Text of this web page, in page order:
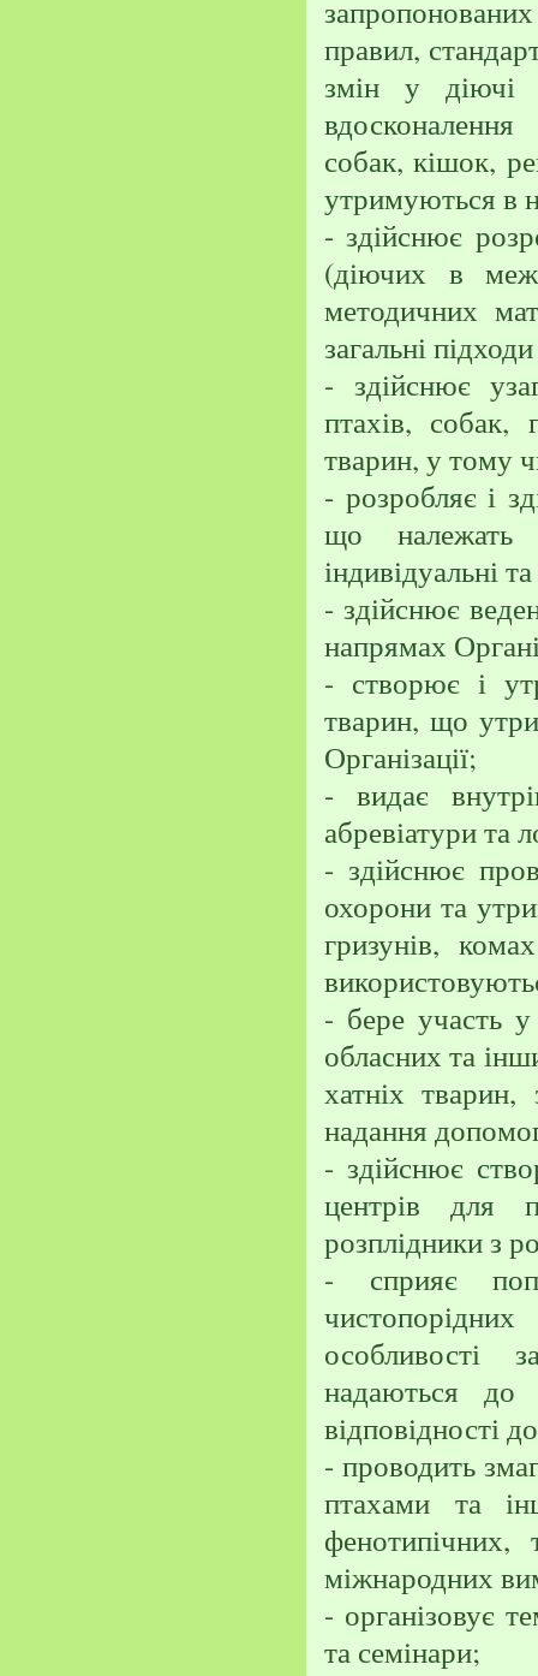
правил,
змін у діючі
собак, кішок,
утримуються в
- здійснює
(діючих в
методичних
загальні
- здійснює
птахів, собак,
тварин, у тому
- розробляє і
що належать
індивідуальні
- здійснює
напрямах
- створює і
тварин, що
Організації;
- видає
абревіатури та
- здійснює
охорони та
гризунів,
- бере участь у
обласних та
хатніх тварин,
надання
- здійснює
центрів для
розплідники з
- сприяє
особливості
надаються до
відповідності
- проводить
птахами та
фенотипічних,
міжнародних
- організовує
та семінари;